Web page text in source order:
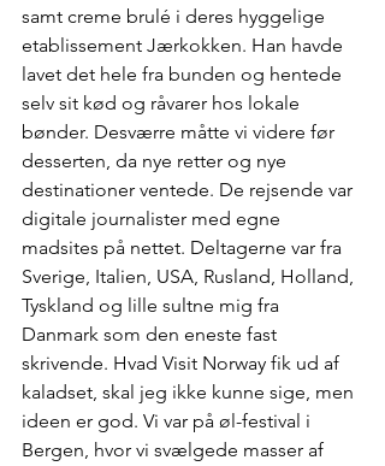
samt creme brulé i deres hyggelige
etablissement Jærkokken. Han havde
lavet det hele fra bunden og hentede
selv sit kød og råvarer hos lokale
bønder. Desværre måtte vi videre før
desserten, da nye retter og nye
destinationer ventede. De rejsende var
digitale journalister med egne
madsites på nettet. Deltagerne var fra
Sverige, Italien, USA, Rusland, Holland,
Tyskland og lille sultne mig fra
Danmark som den eneste fast
skrivende. Hvad Visit Norway fik ud af
kaladset, skal jeg ikke kunne sige, men
ideen er god. Vi var på øl-festival i
Bergen, hvor vi svælgede masser af